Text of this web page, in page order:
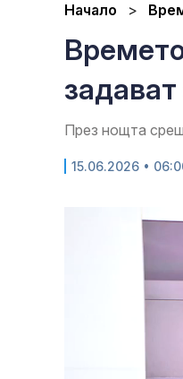
Начало
През нощта
15.06.2026 •